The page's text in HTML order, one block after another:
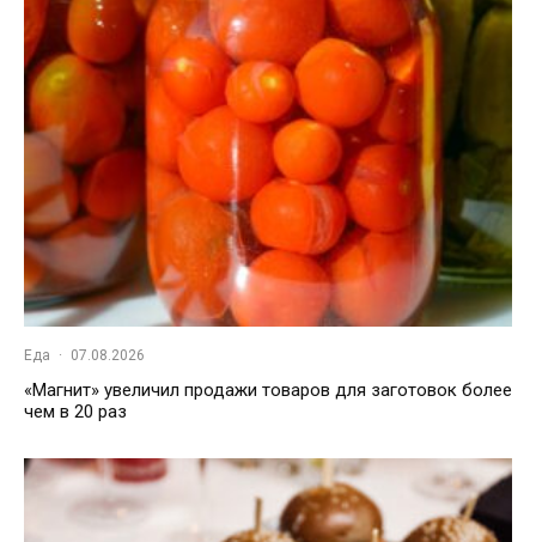
Еда · 07.08.2026
«Магнит» увеличил продажи товаров для заготовок более
чем в 20 раз